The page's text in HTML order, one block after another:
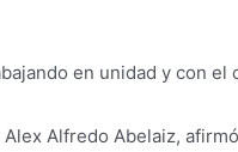
en unidad y con
Alfredo Abelaiz,